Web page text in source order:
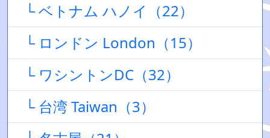
└ ベトナム ハノイ（22）
└ ロンドン London（15）
└ ワシントンDC（32）
└ 台湾 Taiwan（3）